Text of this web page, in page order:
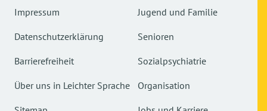
Impressum
Datenschutzerklärung
Barrierefreiheit
Über uns in Leichter Sprache
Jugend und Familie
Senioren
Sozialpsychiatrie
Organisation